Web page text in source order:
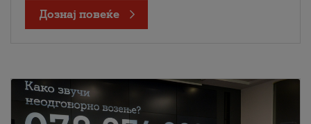
Дознај повеќе